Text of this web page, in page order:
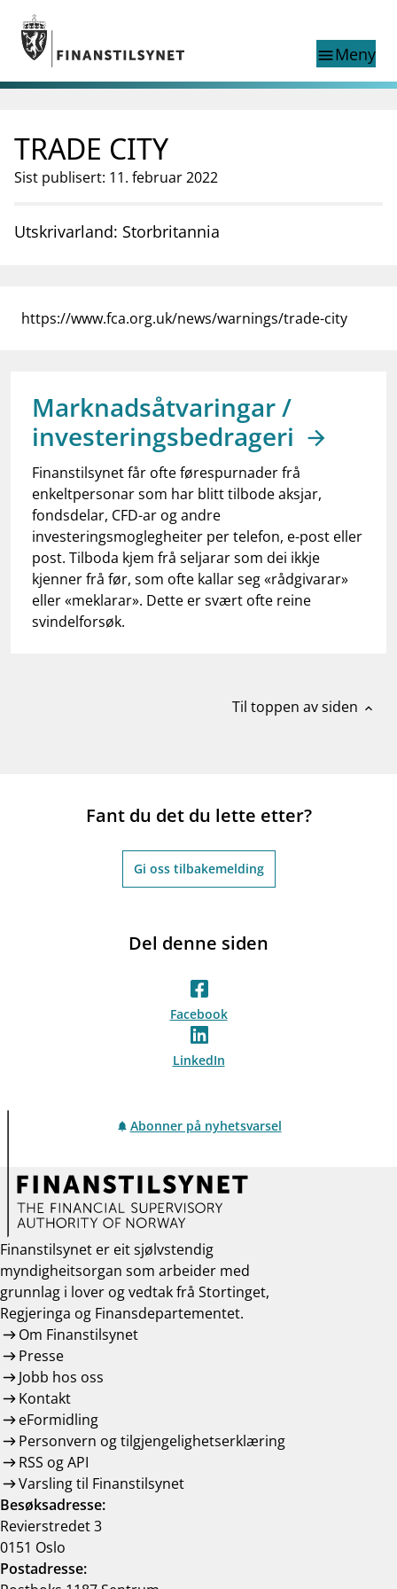
Gå til hovedinnhold
Gå til søkesiden
menuMeny
nettstedet
English
English home page
Tilsyn
Finanstilsynets registre
business Om Finanstilsynet
work_outlineJobb hos oss
dashboard Informasjon for investorer
notifications_noneAbonner på nyhetsvarsel
TRADE CITY
Sist publisert: 11. februar 2022
Utskrivarland: Storbritannia
https://www.fca.org.uk/news/warnings/trade-city
Marknadsåtvaringar /
investeringsbedrageri
Finanstilsynet får ofte førespurnader frå
enkeltpersonar som har blitt tilbode aksjar,
fondsdelar, CFD-ar og andre
investeringsmoglegheiter per telefon, e-post eller
post. Tilboda kjem frå seljarar som dei ikkje
kjenner frå før, som ofte kallar seg «rådgivarar»
eller «meklarar». Dette er svært ofte reine
svindelforsøk.
Til toppen av siden expand_less
Fant du det du lette etter?
Gi oss tilbakemelding
Del denne siden
Facebook
LinkedIn
Abonner på nyhetsvarsel
Finanstilsynet er eit sjølvstendig
myndigheitsorgan som arbeider med
grunnlag i lover og vedtak frå Stortinget,
Regjeringa og Finansdepartementet.
Om Finanstilsynet
Presse
Jobb hos oss
Kontakt
eFormidling
Personvern og tilgjengelighetserklæring
RSS og API
Varsling til Finanstilsynet
Besøksadresse:
Revierstredet 3
0151 Oslo
Postadresse: